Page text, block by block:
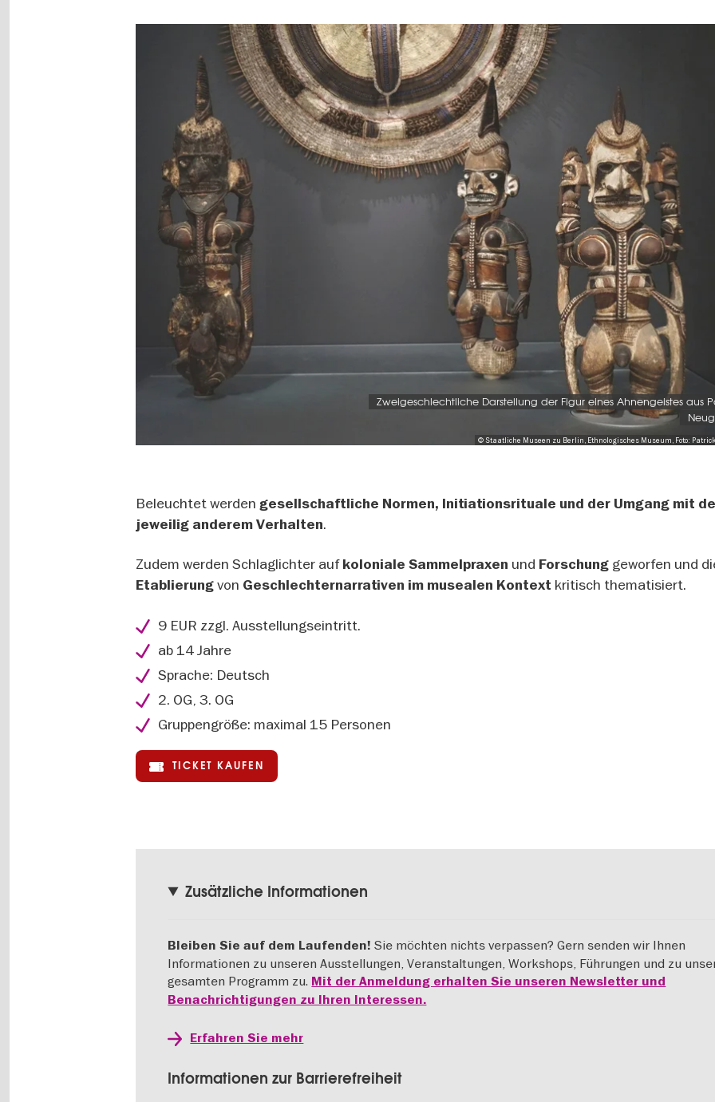
© Staatliche Museen zu Berlin, Ethnologisches Museum, Foto:
Zweigeschlechtliche Darstellung der Figur eines Ahnengeistes aus
Beleuchtet werden gesellschaftliche Normen, Initiationsrituale und der Umgang mit
jeweilig anderem Verhalten.
Zudem werden Schlaglichter aufkoloniale Sammelpraxen und Forschung geworfen und
Etablierungvon Geschlechternarrativen im musealen Kontext kritisch thematisiert.
9 EUR zzgl. Ausstellungseintritt.
ab 14 Jahre
Sprache: Deutsch
2. OG, 3. OG
Gruppengröße: maximal 15 Personen
TICKET KAUFEN
Zusätzliche Informationen
Bleiben Sie auf dem Laufenden!Sie möchten nichts verpassen? Gern senden wir Ihnen
Informationen zu unseren Ausstellungen, Veranstaltungen, Workshops, Führungen und zu
gesamten Programm zu. Mit der Anmeldung erhalten Sie unseren Newsletter und
Benachrichtigungen zu Ihren Interessen.
Erfahren Sie mehr
Informationen zur Barrierefreiheit